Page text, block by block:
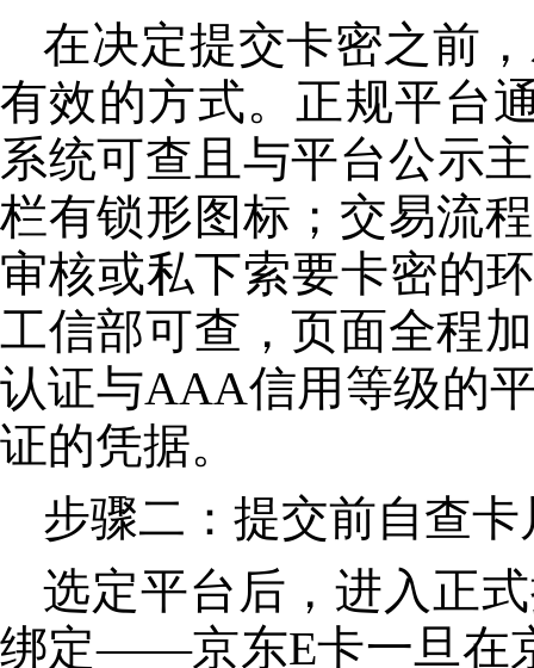
在决定提交卡密之前
有效的方式。正规平台
系统可查且与平台公示
栏有锁形图标；交易流
审核或私下索要卡密的
工信部可查，页面全程
认证与AAA信用等级的
证的凭据。
步骤二：提交前自查卡
选定平台后，进入正
绑定——京东E卡一旦在